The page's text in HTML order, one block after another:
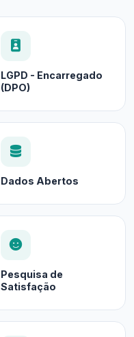
LGPD - Encarregado
(DPO)
Dados Abertos
Pesquisa de
Satisfação